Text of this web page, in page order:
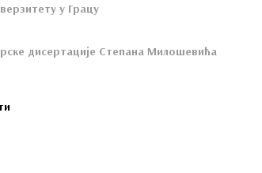
у Грацу
дисертације Степана Милошевића